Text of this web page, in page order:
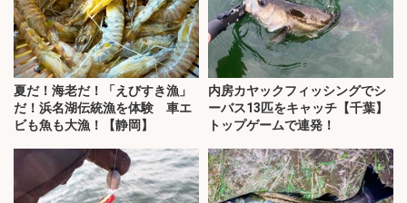
夏だ！海老だ！「えびすき漁」
だ！浜名湖伝統漁を体験 車エ
ビも魚も大漁！【静岡】
内房カヤックフィッシングでシ
ーバス13匹をキャッチ【千葉】
トップゲームで連発！